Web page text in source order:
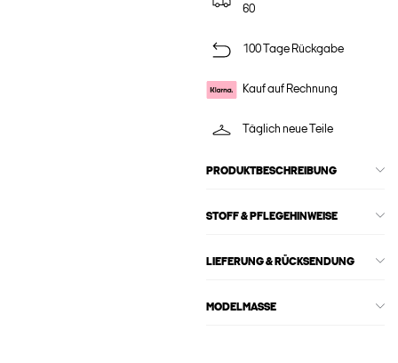
60
100 Tage Rückgabe
Kauf auf Rechnung
Täglich neue Teile
PRODUKTBESCHREIBUNG
STOFF & PFLEGEHINWEISE
LIEFERUNG & RÜCKSENDUNG
MODELMASSE